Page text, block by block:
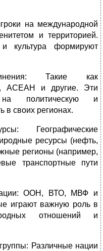
на международной
и территорией.
культура формируют
Такие как
АСЕАН и другие. Эти
политическую и
в своих регионах.
Географические
ресурсы (нефть,
регионы (например,
транспортные пути
ООН, ВТО, МВФ и
играют важную роль в
отношений и
Различные нации